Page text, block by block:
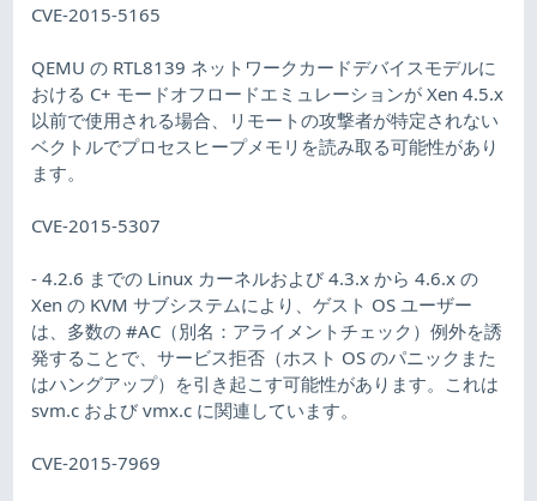
CVE-2015-5165
QEMU の RTL8139 ネットワークカードデバイスモデルに
おける C+ モードオフロードエミュレーションが Xen 4.5.x
以前で使用される場合、リモートの攻撃者が特定されない
ベクトルでプロセスヒープメモリを読み取る可能性があり
ます。
CVE-2015-5307
- 4.2.6 までの Linux カーネルおよび 4.3.x から 4.6.x の
Xen の KVM サブシステムにより、ゲスト OS ユーザー
は、多数の #AC（別名：アライメントチェック）例外を誘
発することで、サービス拒否（ホスト OS のパニックまた
はハングアップ）を引き起こす可能性があります。これは
svm.c および vmx.c に関連しています。
CVE-2015-7969